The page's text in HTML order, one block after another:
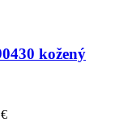
kožený